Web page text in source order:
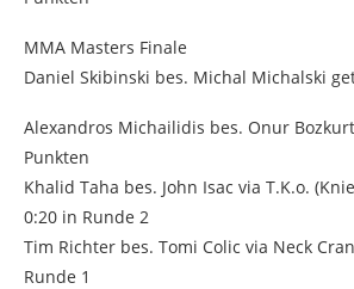
MMA Masters Finale
Daniel Skibinski bes. Michal Michalski
Alexandros Michailidis bes. Onur
Punkten
Khalid Taha bes. John Isac via T.K.o.
0:20 in Runde 2
Tim Richter bes. Tomi Colic via Neck
Runde 1